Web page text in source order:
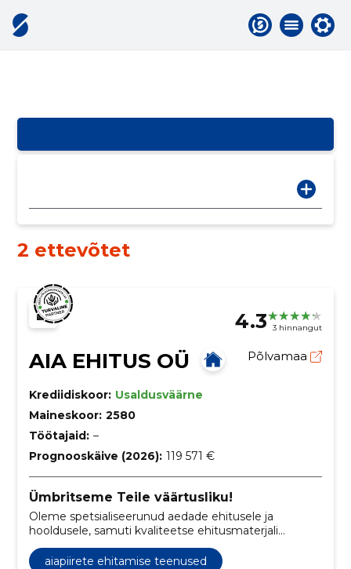
2 ettevõtet
4.3 3 hinnangut
AIA EHITUS OÜ Põlvamaa
Krediidiskoor: Usaldusväärne
Maineskoor: 2580
Töötajaid: –
Prognooskäive (2026): 119 571 €
Ümbritseme Teile väärtusliku!
Oleme spetsialiseerunud aedade ehitusele ja
hooldusele, samuti kvaliteetse ehitusmaterjali
müügile Lõuna-Eestis, hõlmates Tartu-, Põlva-, Võru-
ja Valgamaad.
aiapiirete ehitamise teenused